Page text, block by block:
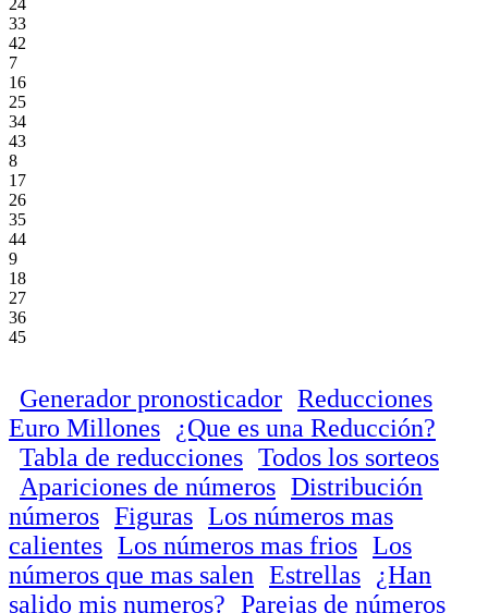
33
42
7
16
25
34
43
8
17
26
35
44
9
18
27
36
45
Generador pronosticador Reducciones
Euro Millones
¿Que es una Reducción?
Tabla de reducciones Todos los sorteos
Apariciones de números Distribución
números Figuras Los números mas
calientes Los números mas frios Los
números que mas salen Estrellas
¿Han
salido mis numeros? Parejas de números